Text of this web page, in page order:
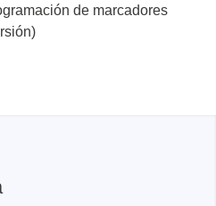
de marcadores